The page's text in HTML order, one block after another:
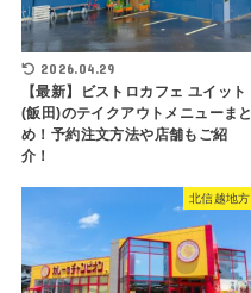
2026.04.29
【最新】ビストロカフェ ユイット
(飯田)のテイクアウトメニューまと
め！予約注文方法や店舗もご紹
介！
北信越地方